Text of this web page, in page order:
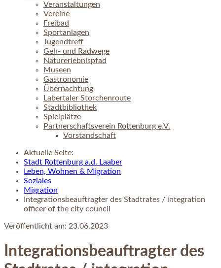
Veranstaltungen
Vereine
Freibad
Sportanlagen
Jugendtreff
Geh- und Radwege
Naturerlebnispfad
Museen
Gastronomie
Übernachtung
Labertaler Storchenroute
Stadtbibliothek
Spielplätze
Partnerschaftsverein Rottenburg e.V.
Vorstandschaft
Aktuelle Seite:
Stadt Rottenburg a.d. Laaber
Leben, Wohnen & Migration
Soziales
Migration
Integrationsbeauftragter des Stadtrates / integration
officer of the city council
Veröffentlicht am: 23.06.2023
Integrationsbeauftragter des